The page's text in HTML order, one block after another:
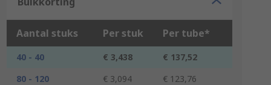
Aantal stuks Per stuk Per tube*
40 - 40 € 3,438
€ 137,52
80 - 120
€ 3,094
€ 123,76